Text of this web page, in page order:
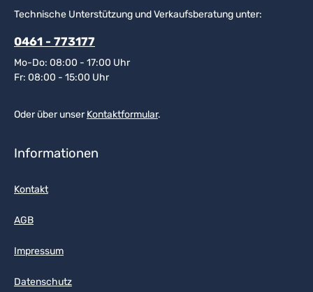
Technische Unterstützung und Verkaufsberatung unter:
0461 - 773177
Mo-Do: 08:00 - 17:00 Uhr
Fr: 08:00 - 15:00 Uhr
Oder über unserKontaktformular.
Informationen
Kontakt
AGB
Impressum
Datenschutz